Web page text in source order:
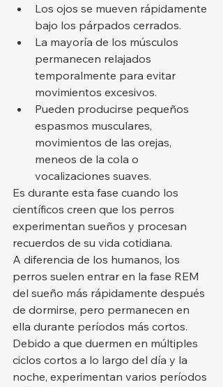
Los ojos se mueven rápidamente
bajo los párpados cerrados.
La mayoría de los músculos
permanecen relajados
temporalmente para evitar
movimientos excesivos.
Pueden producirse pequeños
espasmos musculares,
movimientos de las orejas,
meneos de la cola o
vocalizaciones suaves.
Es durante esta fase cuando los
científicos creen que los perros
experimentan sueños y procesan
recuerdos de su vida cotidiana.
A diferencia de los humanos, los
perros suelen entrar en la fase REM
del sueño más rápidamente después
de dormirse, pero permanecen en
ella durante períodos más cortos.
Debido a que duermen en múltiples
ciclos cortos a lo largo del día y la
noche, experimentan varios períodos